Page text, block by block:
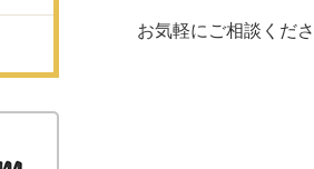
お気軽にご相談くだ